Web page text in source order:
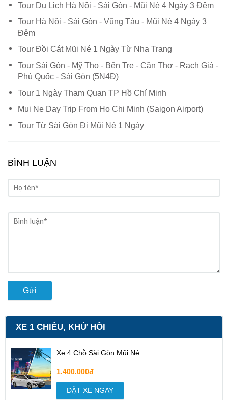
Tour Du Lịch Hà Nội - Sài Gòn - Mũi Né 4 Ngày 3 Đêm
Tour Hà Nội - Sài Gòn - Vũng Tàu - Mũi Né 4 Ngày 3
Đêm
Tour Đồi Cát Mũi Né 1 Ngày Từ Nha Trang
Tour Sài Gòn - Mỹ Tho - Bến Tre - Cần Thơ - Rạch Giá -
Phú Quốc - Sài Gòn (5N4Đ)
Tour 1 Ngày Tham Quan TP Hồ Chí Minh
Mui Ne Day Trip From Ho Chi Minh (Saigon Airport)
Tour Từ Sài Gòn Đi Mũi Né 1 Ngày
BÌNH LUẬN
Gửi
XE 1 CHIỀU, KHỨ HỒI
Xe 4 Chỗ Sài Gòn Mũi Né
1.400.000đ
ĐẶT XE NGAY